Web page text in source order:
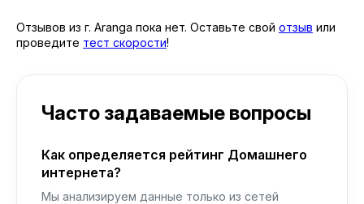
Отзывов из г. Aranga пока нет. Оставьте свой отзыв или
проведите тест скорости!
Часто задаваемые вопросы
Как определяется рейтинг Домашнего
интернета?
Мы анализируем данные только из сетей